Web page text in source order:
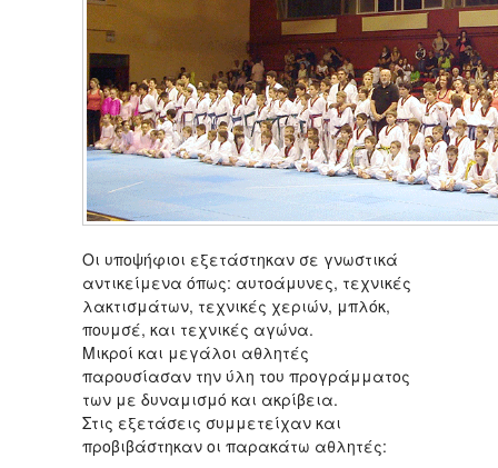
Οι υποψήφιοι εξετάστηκαν σε γνωστικά
αντικείμενα όπως: αυτοάμυνες, τεχνικές
λακτισμάτων, τεχνικές χεριών, μπλόκ,
πουμσέ, και τεχνικές αγώνα.
Μικροί και μεγάλοι αθλητές
παρουσίασαν την ύλη του προγράμματος
των με δυναμισμό και ακρίβεια.
Στις εξετάσεις συμμετείχαν και
προβιβάστηκαν οι παρακάτω αθλητές: